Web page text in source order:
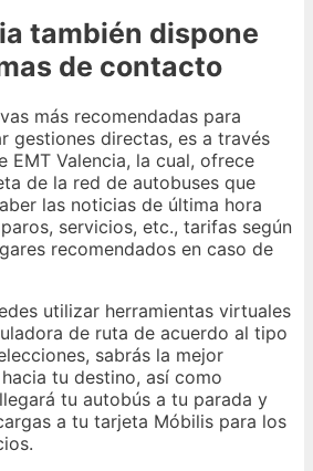
también dispone
de contacto
más recomendadas para
gestiones directas, es a través
EMT Valencia, la cual, ofrece
de la red de autobuses que
las noticias de última hora
servicios, etc., tarifas según
recomendados en caso de
utilizar herramientas virtuales
de ruta de acuerdo al tipo
sabrás la mejor
tu destino, así como
tu autobús a tu parada y
a tu tarjeta Móbilis para los